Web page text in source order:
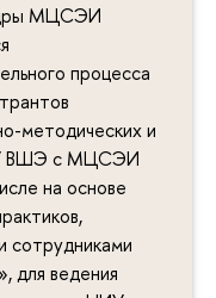
МЦСЭИ
процесса
методических и
ВШЭ с МЦСЭИ
на основе
сотрудниками
для ведения